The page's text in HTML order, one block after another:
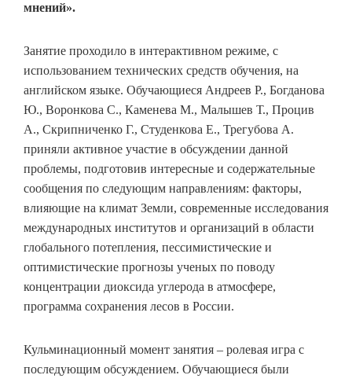
мнений».
Занятие проходило в интерактивном режиме, с
использованием технических средств обучения, на
английском языке. Обучающиеся Андреев Р., Богданова
Ю., Воронкова С., Каменева М., Малышев Т., Процив
А., Скрипниченко Г., Студенкова Е., Трегубова А.
приняли активное участие в обсуждении данной
проблемы, подготовив интересные и содержательные
сообщения по следующим направлениям: факторы,
влияющие на климат Земли, современные исследования
международных институтов и организаций в области
глобального потепления, пессимистические и
оптимистические прогнозы ученых по поводу
концентрации диоксида углерода в атмосфере,
программа сохранения лесов в России.
Кульминационный момент занятия – ролевая игра с
последующим обсуждением. Обучающиеся были